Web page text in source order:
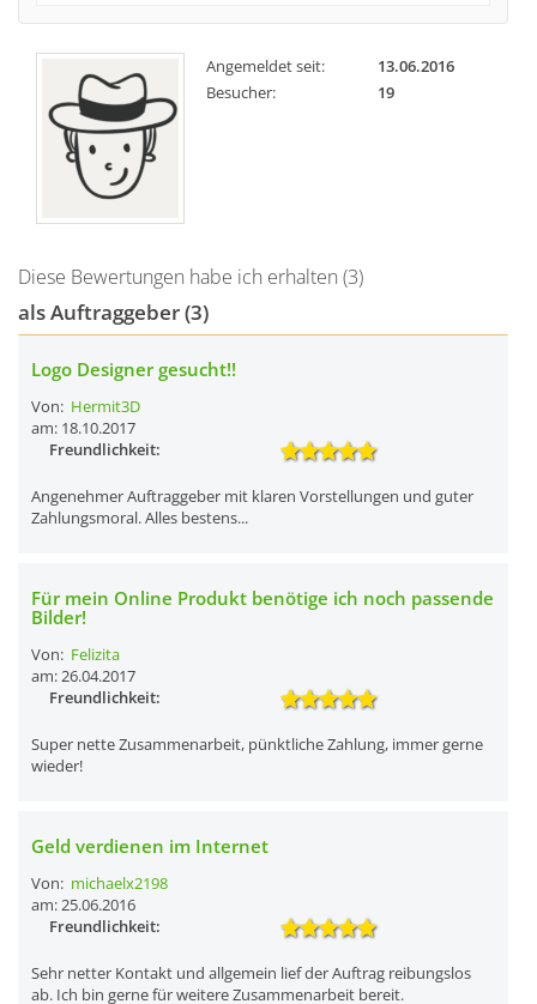
Angemeldet seit:
13.06.2016
Besucher:
19
Diese Bewertungen habe ich erhalten (3)
als Auftraggeber (3)
Logo Designer gesucht!!
Von: Hermit3D
am: 18.10.2017
Freundlichkeit:
Angenehmer Auftraggeber mit klaren Vorstellungen und guter
Zahlungsmoral. Alles bestens...
Für mein Online Produkt benötige ich noch passende
Bilder!
Von: Felizita
am: 26.04.2017
Freundlichkeit:
Super nette Zusammenarbeit, pünktliche Zahlung, immer gerne
wieder!
Geld verdienen im Internet
Von: michaelx2198
am: 25.06.2016
Freundlichkeit:
Sehr netter Kontakt und allgemein lief der Auftrag reibungslos
ab. Ich bin gerne für weitere Zusammenarbeit bereit.